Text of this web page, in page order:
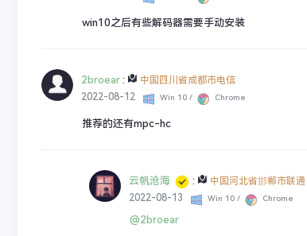
win10之后有些解码器需要手动安装
2broear :
中国四川省成都市电信
2022-08-12
Win 10 / Chrome
推荐的还有mpc-hc
云帆沧海 :
中国河北省邯郸市联通
2022-08-13
Win 10 / Chrome
@2broear